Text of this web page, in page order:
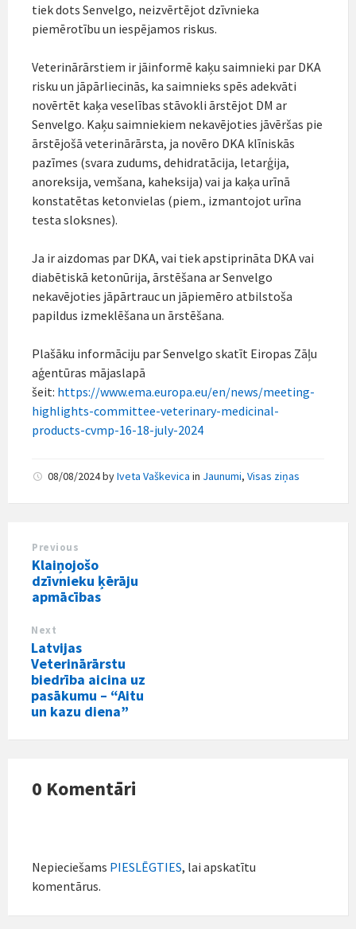
tiek dots Senvelgo, neizvērtējot dzīvnieka
piemērotību un iespējamos riskus.
Veterinārārstiem ir jāinformē kaķu saimnieki par DKA
risku un jāpārliecinās, ka saimnieks spēs adekvāti
novērtēt kaķa veselības stāvokli ārstējot DM ar
Senvelgo. Kaķu saimniekiem nekavējoties jāvēršas pie
ārstējošā veterinārārsta, ja novēro DKA klīniskās
pazīmes (svara zudums, dehidratācija, letarģija,
anoreksija, vemšana, kaheksija) vai ja kaķa urīnā
konstatētas ketonvielas (piem., izmantojot urīna
testa sloksnes).
Ja ir aizdomas par DKA, vai tiek apstiprināta DKA vai
diabētiskā ketonūrija, ārstēšana ar Senvelgo
nekavējoties jāpārtrauc un jāpiemēro atbilstoša
papildus izmeklēšana un ārstēšana.
Plašāku informāciju par Senvelgo skatīt Eiropas Zāļu
aģentūras mājaslapā
šeit: https://www.ema.europa.eu/en/news/meeting-
highlights-committee-veterinary-medicinal-
products-cvmp-16-18-july-2024
08/08/2024byIveta Vaškevica in Jaunumi, Visas ziņas
Previous
Klaiņojošo
dzīvnieku ķērāju
apmācības
Next
Latvijas
Veterinārārstu
biedrība aicina uz
pasākumu – “Aitu
un kazu diena”
0 Komentāri
Nepieciešams PIESLĒGTIES, lai apskatītu
komentārus.